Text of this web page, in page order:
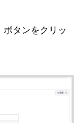
ボタンをクリッ